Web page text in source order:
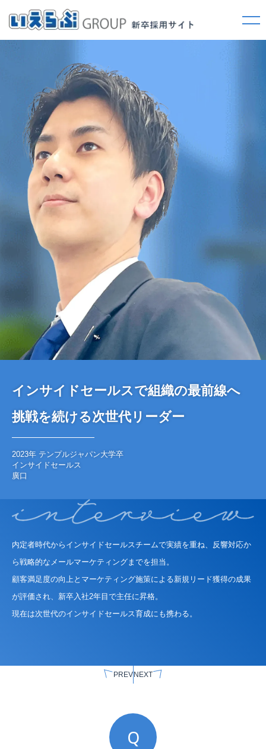
インサイドセールスで組織の最前線へ
挑戦を続ける次世代リーダー
2023年 テンプルジャパン大学卒
インサイドセールス
廣口
内定者時代からインサイドセールスチームで実績を重ね、反響対応か
ら戦略的なメールマーケティングまでを担当。
顧客満足度の向上とマーケティング施策による新規リード獲得の成果
が評価され、新卒入社2年目で主任に昇格。
現在は次世代のインサイドセールス育成にも携わる。
PREV NEXT
Q